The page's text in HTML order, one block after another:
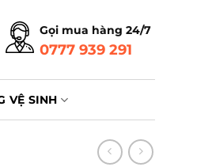
Gọi mua hàng 24/7
0777 939 291
VỆ SINH